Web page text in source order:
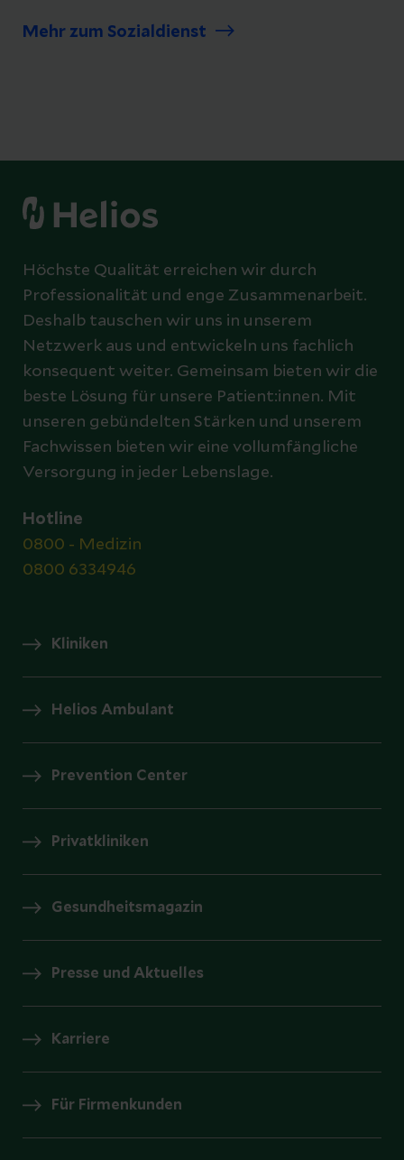
Mehr zum Sozialdienst
Höchste Qualität erreichen wir durch
Professionalität und enge Zusammenarbeit.
Deshalb tauschen wir uns in unserem
Netzwerk aus und entwickeln uns fachlich
konsequent weiter. Gemeinsam bieten wir die
beste Lösung für unsere Patient:innen. Mit
unseren gebündelten Stärken und unserem
Fachwissen bieten wir eine vollumfängliche
Versorgung in jeder Lebenslage.
Hotline
0800 - Medizin
0800 6334946
Kliniken
Helios Ambulant
Prevention Center
Privatkliniken
Gesundheitsmagazin
Presse und Aktuelles
Karriere
Für Firmenkunden